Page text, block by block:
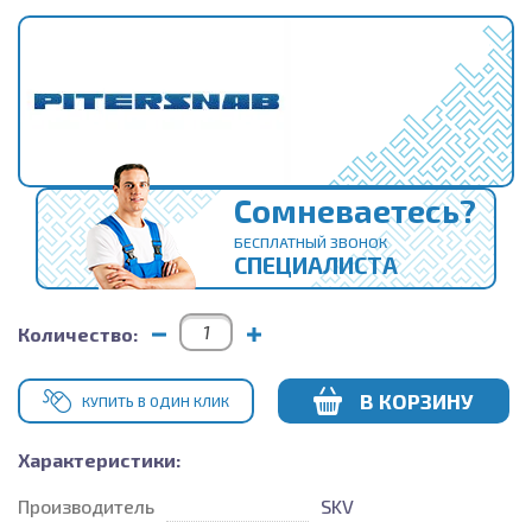
Сомневаетесь?
БЕСПЛАТНЫЙ ЗВОНОК
СПЕЦИАЛИСТА
Количество:
КУПИТЬ В ОДИН КЛИК В КОРЗИНУ
Характеристики:
Производитель
SKV